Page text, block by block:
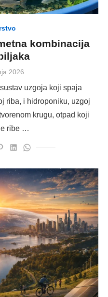
kombinacija
2026.
uzgoja koji spaja
riba, i hidroponiku, uzgoj
krugu, otpad koji
ribe …